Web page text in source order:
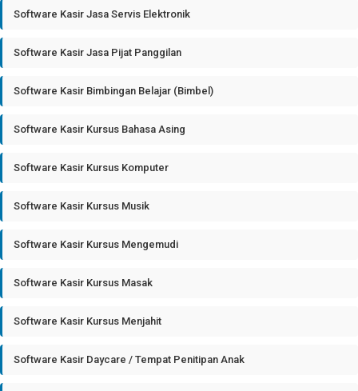
Software Kasir Jasa Servis Elektronik
Software Kasir Jasa Pijat Panggilan
Software Kasir Bimbingan Belajar (Bimbel)
Software Kasir Kursus Bahasa Asing
Software Kasir Kursus Komputer
Software Kasir Kursus Musik
Software Kasir Kursus Mengemudi
Software Kasir Kursus Masak
Software Kasir Kursus Menjahit
Software Kasir Daycare / Tempat Penitipan Anak